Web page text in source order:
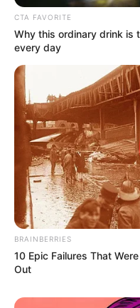
CTA FAVORITE
Why this ordinary drink is
every day
BRAINBERRIES
10 Epic Failures That
Out